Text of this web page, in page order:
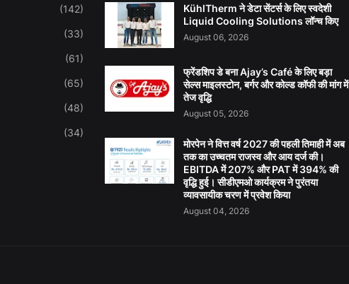
(142)
(33)
(61)
(65)
(48)
(34)
KühlTherm ने डेटा सेंटर्स के लिए स्वदेशी
Liquid Cooling Solutions लॉन्च किए
August 06, 2026
फ्रेंडशिप डे बना Ajay’s Café के लिए बड़ा
सेल्स माइलस्टोन, बर्गर और कोल्ड कॉफी की मांग में
तेज वृद्धि
August 05, 2026
मोरपेन ने वित्त वर्ष 2027 की पहली तिमाही में अब
तक का उच्चतम राजस्व और आय दर्ज की।
EBITDA में 207% और PAT में 394% की
वृद्धि हुई। सीडीएमओ कार्यक्रम ने पुरंतया
व्यावसायीक चरण में प्रवेश किया
August 04, 2026